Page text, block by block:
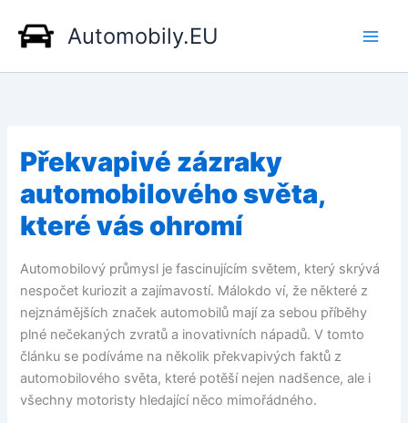
obsah
Automobily.EU
Překvapivé zázraky
automobilového světa,
které vás ohromí
Automobilový průmysl je fascinujícím světem, který skrývá
nespočet kuriozit a zajímavostí. Málokdo ví, že některé z
nejznámějších značek automobilů mají za sebou příběhy
plné nečekaných zvratů a inovativních nápadů. V tomto
článku se podíváme na několik překvapivých faktů z
automobilového světa, které potěší nejen nadšence, ale i
všechny motoristy hledající něco mimořádného.